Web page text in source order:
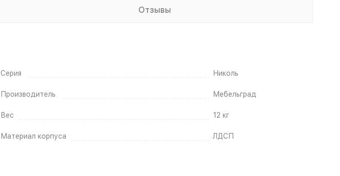
Отзывы
Серия Николь
Производитель Мебельград
Вес 12 кг
Материал корпуса ЛДСП